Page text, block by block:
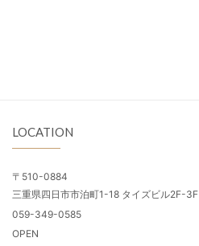
LOCATION
〒510-0884
三重県四日市市泊町1-18 タイズビル2F-3F
059-349-0585
OPEN